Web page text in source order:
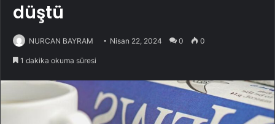
düştü
NURCAN BAYRAM Nisan 22, 2024 0 0
1 dakika okuma süresi